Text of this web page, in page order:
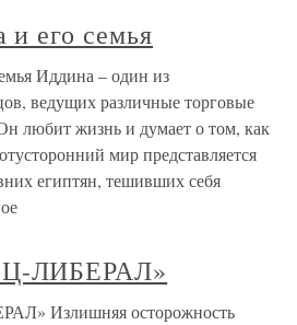
его семья
Иддина – один из
ведущих различные торговые
любит жизнь и думает о том, как
мир представляется
египтян, тешивших себя
ЛИБЕРАЛ»
Излишняя осторожность